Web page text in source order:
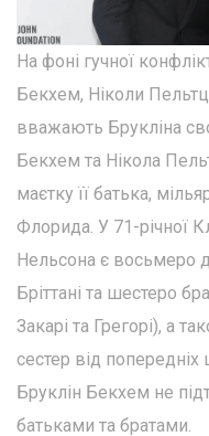
На фоні гучної
Бекхем, Ніколи Пельтц
вважають Брукліна
Бекхем та Нікола
маєтку її батька,
Флорида. У 71-річної
Нельсона є восьмеро
Бріттані та шестеро
Закарі та Грегорі), а
сестер від
Бруклін Бекхем не
батьками та братами.